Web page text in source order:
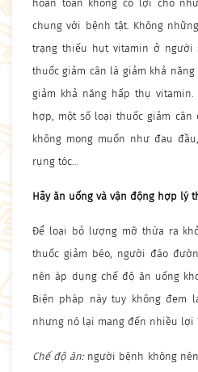
hoàn toàn không có lợi cho
chung với bệnh tật. Không
trạng thiếu hụt vitamin ở người
thuốc giảm cân là giảm khả
giảm khả năng hấp thụ
hợp, một số loại thuốc giảm cân
không mong muốn như đau
rụng tóc…
Hãy ăn uống và vận động hợp lý
Để loại bỏ lượng mỡ thừa ra
thuốc giảm béo, người đáo
nên áp dụng chế độ ăn uống
Biện pháp này tuy không đem
nhưng nó lại mang đến nhiều lợi
Chế độ ăn:người bệnh không